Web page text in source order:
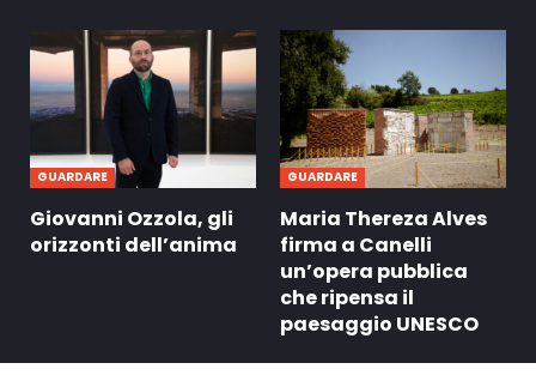
GUARDARE
Giovanni Ozzola, gli
orizzonti dell’anima
GUARDARE
Maria Thereza Alves
firma a Canelli
un’opera pubblica
che ripensa il
paesaggio UNESCO